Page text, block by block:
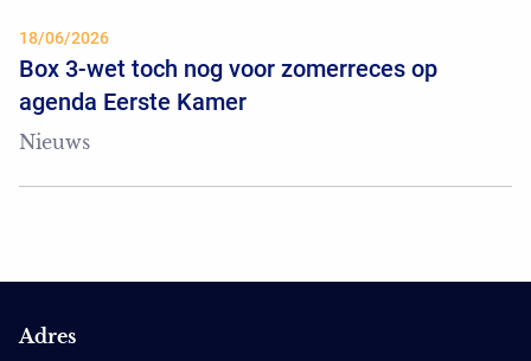
18/06/2026
Box 3-wet toch nog voor zomerreces op
agenda Eerste Kamer
Nieuws
Adres